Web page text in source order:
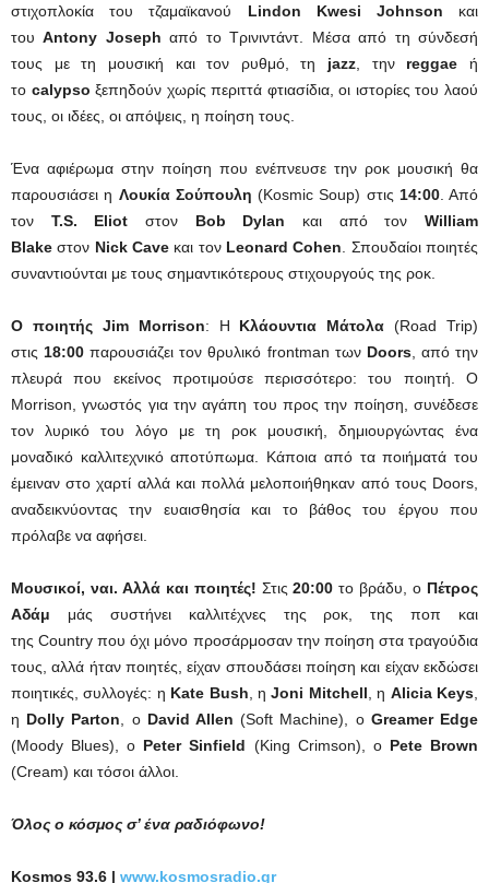
στιχοπλοκία του τζαμαϊκανού Lindon Kwesi Johnson και
του Antony Joseph από το Τρινιντάντ. Μέσα από τη σύνδεσή
τους με τη μουσική και τον ρυθμό, τη jazz , την reggae ή
το calypso ξεπηδούν χωρίς περιττά φτιασίδια, οι ιστορίες του λαού
τους, οι ιδέες, οι απόψεις, η ποίηση τους.
Ένα αφιέρωμα στην ποίηση που ενέπνευσε την ροκ μουσική θα
παρουσιάσει η Λουκία Σούπουλη (Kosmic Soup) στις 14:00. Από
τον T.S. Eliot στον Bob Dylan και από τονWilliam
Blakeστον Nick Cave και τονLeonard Cohen . Σπουδαίοι ποιητές
συναντιούνται με τους σημαντικότερους στιχουργούς της ροκ.
Ο ποιητής Jim Morrison: Η Κλάουντια Μάτολα (Road Trip)
στις 18:00 παρουσιάζει τον θρυλικό frontman των Doors, από την
πλευρά που εκείνος προτιμούσε περισσότερο: του ποιητή. Ο
Morrison, γνωστός για την αγάπη του προς την ποίηση, συνέδεσε
τον λυρικό του λόγο με τη ροκ μουσική, δημιουργώντας ένα
μοναδικό καλλιτεχνικό αποτύπωμα. Κάποια από τα ποιήματά του
έμειναν στο χαρτί αλλά και πολλά μελοποιήθηκαν από τους Doors,
αναδεικνύοντας την ευαισθησία και το βάθος του έργου που
πρόλαβε να αφήσει.
Μουσικοί, ναι. Αλλά και ποιητές! Στις20:00 το βράδυ, ο Πέτρος
Αδάμ μάς συστήνει καλλιτέχνες της ροκ, της ποπ και
της Country που όχι μόνο προσάρμοσαν την ποίηση στα τραγούδια
τους, αλλά ήταν ποιητές, είχαν σπουδάσει ποίηση και είχαν εκδώσει
ποιητικές, συλλογές: η Kate Bush , ηJoni Mitchell , η Alicia Keys
η Dolly Parton , ο David Allen (Soft Machine), o Greamer Edge
(Moody Blues), o Peter Sinfield (King Crimson), o Pete Brown
(Cream) και τόσοι άλλοι.
Όλος ο κόσμος σ’ ένα ραδιόφωνο!
Kosmos 93.6 | www.kosmosradio.gr